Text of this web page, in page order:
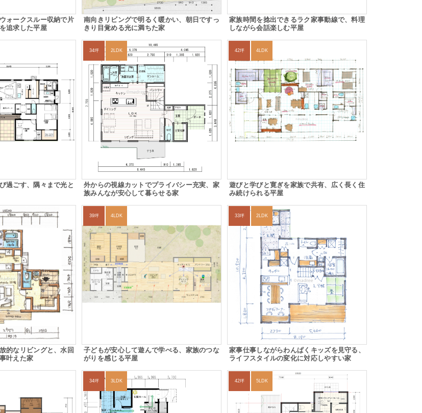
ォークスルー収納で片
追求した平屋
南向きリビングで明るく暖かい、朝日ですっ
きり目覚める光に満ちた家
家族時間を捻出できるラク家事動線で、料理
しながら会話楽しむ平屋
過ごす、隅々まで光と
34坪 2LDK
外からの視線カットでプライバシー充実、家
族みんなが安心して暮らせる家
42坪 4LDK
遊びと学びと寛ぎを家族で共有、広く長く住
み続けられる平屋
的なリビングと、水回
叶えた家
39坪 4LDK
子どもが安心して遊んで学べる、家族のつな
がりを感じる平屋
33坪 2LDK
家事仕事しながらわんぱくキッズを見守る、
ライフスタイルの変化に対応しやすい家
34坪 3LDK 42坪 5LDK